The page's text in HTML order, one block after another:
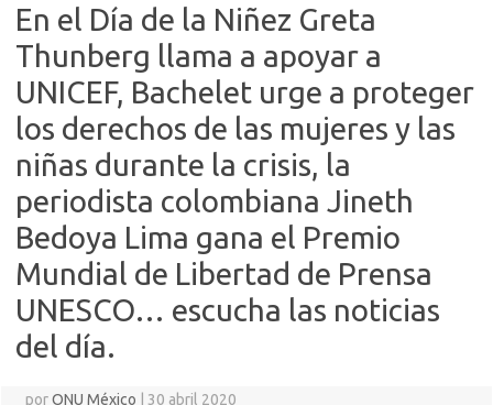
En el Día de la Niñez Greta
Thunberg llama a apoyar a
UNICEF, Bachelet urge a proteger
los derechos de las mujeres y las
niñas durante la crisis, la
periodista colombiana Jineth
Bedoya Lima gana el Premio
Mundial de Libertad de Prensa
UNESCO… escucha las noticias
del día.
porONU México 30 abril 2020